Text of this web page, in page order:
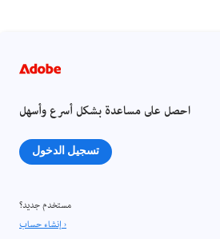
احصل على مساعدة بشكل أسرع وأسهل
تسجيل الدخول
مستخدم جديد؟
إنشاء حساب ›